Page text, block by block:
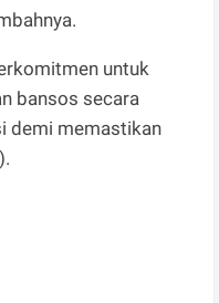
untuk
bansos secara
demi memastikan